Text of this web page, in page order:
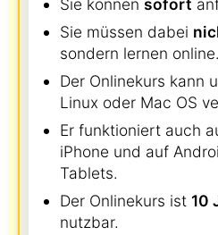
Sie können sofort
Sie müssen dabei
sondern lernen online.
Der Onlinekurs kann
Linux oder Mac OS
Er funktioniert auch
iPhone und auf
Tablets.
Der Onlinekurs ist 10
nutzbar.